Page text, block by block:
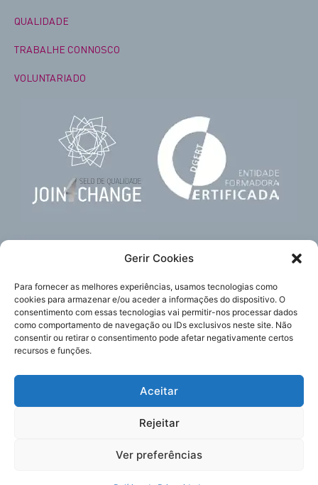
Gerir Cookies
Para fornecer as melhores experiências, usamos tecnologias como
cookies para armazenar e/ou aceder a informações do dispositivo. O
consentimento com essas tecnologias vai permitir-nos processar dados
como comportamento de navegação ou IDs exclusivos neste site. Não
consentir ou retirar o consentimento pode afetar negativamente certos
recursos e funções.
Aceitar
Rejeitar
Ver preferências
QUALIDADE
TRABALHE CONNOSCO
VOLUNTARIADO
Acompanhe-nos
Política de Privacidade
Política de Cookies
Todos os direitos reservados.
Subscreva
a nossa newsletter
Estou de acordo com os termos e condições da
Enviar